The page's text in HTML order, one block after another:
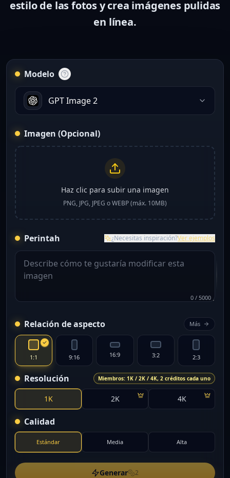
estilo de las fotos y crea imágenes pulidas
en línea.
Modelo
GPT Image 2
Imagen (Opcional)
Haz clic para subir una imagen
PNG, JPG, JPEG o WEBP (máx. 10MB)
Perintah ¿Necesitas inspiración?Ver ejemplos
0 / 5000
Relación de aspecto Más
1:1 9:16 16:9 3:2 2:3
Resolución Miembros: 1K / 2K / 4K, 2 créditos cada uno
1K 2K 4K
Calidad
Estándar Media Alta
Generar 2